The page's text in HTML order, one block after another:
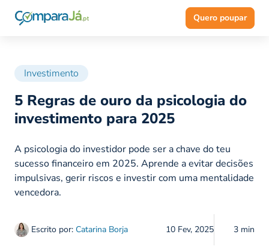
Quero poupar
Investimento
5 Regras de ouro da psicologia do
investimento para 2025
Escrito por: Catarina Borja 10 Fev, 2025 3 min
A psicologia do investidor pode ser a chave do teu
sucesso financeiro em 2025. Aprende a evitar decisões
impulsivas, gerir riscos e investir com uma mentalidade
vencedora.